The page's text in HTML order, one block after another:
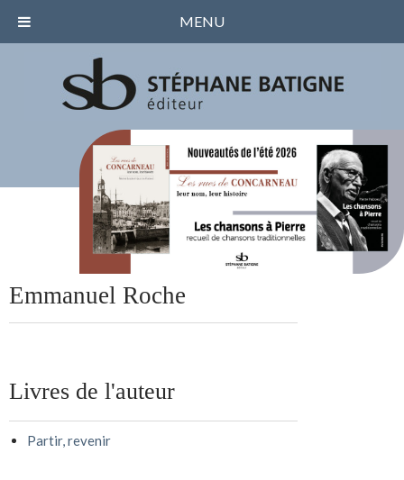
Emmanuel Roche
Livres de l'auteur
Partir, revenir
MENU